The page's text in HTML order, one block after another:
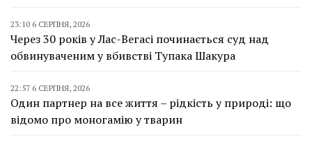
23:10 6 СЕРПНЯ, 2026
Через 30 років у Лас-Вегасі починається суд над
обвинуваченим у вбивстві Тупака Шакура
22:57 6 СЕРПНЯ, 2026
Один партнер на все життя – рідкість у природі: що
відомо про моногамію у тварин